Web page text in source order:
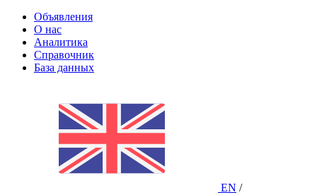
Объявления
О нас
Аналитика
Справочник
База данных
EN /